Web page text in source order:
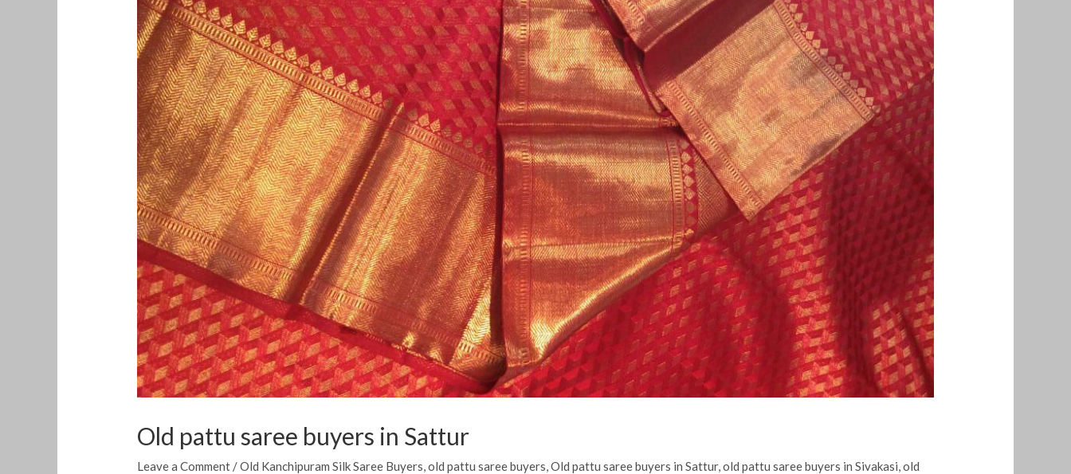
Old pattu saree buyers in Sattur
Leave a Comment /Old Kanchipuram Silk Saree Buyers,old pattu saree buyers,Old pattu saree buyers in Sattur,old pattu saree buyers in Sivakasi,old